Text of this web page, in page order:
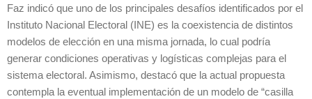
Faz indicó que uno de los principales desafíos identificados por el
Instituto Nacional Electoral (INE) es la coexistencia de distintos
modelos de elección en una misma jornada, lo cual podría
generar condiciones operativas y logísticas complejas para el
sistema electoral. Asimismo, destacó que la actual propuesta
contempla la eventual implementación de un modelo de “casilla